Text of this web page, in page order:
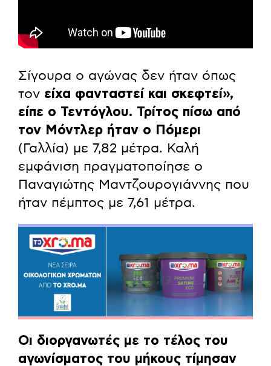
Σίγουρα ο αγώνας δεν ήταν όπως
τον είχα φανταστεί και σκεφτεί»,
είπε ο Τεντόγλου. Τρίτος πίσω από
τον Μόντλερ ήταν ο Πόμερι
(Γαλλία) με 7,82 μέτρα. Καλή
εμφάνιση πραγματοποίησε ο
Παναγιώτης Μαντζουρογιάννης που
ήταν πέμπτος με 7,61 μέτρα.
Οι διοργανωτές με το τέλος του
αγωνίσματος του μήκους τίμησαν